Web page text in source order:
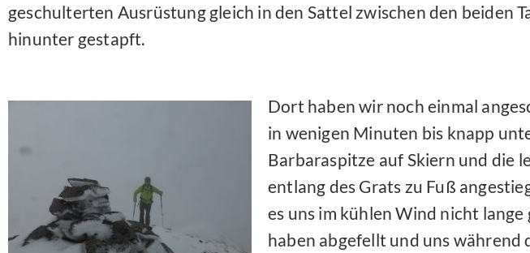
geschulterten Ausrüstung gleich in den Sattel zwischen den beiden
hinunter gestapft.
Dort haben wir noch einmal
in wenigen Minuten bis knapp
Barbaraspitze auf Skiern und die
entlang des Grats zu Fuß
es uns im kühlen Wind nicht
haben abgefellt und uns